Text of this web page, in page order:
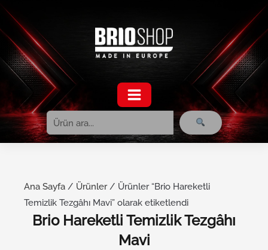
İçeriğe
Ana Sayfa / Ürünler/ Ürünler “Brio Hareketli
Temizlik Tezgâhı Mavi” olarak etiketlendi
Brio Hareketli Temizlik Tezgâhı
Mavi